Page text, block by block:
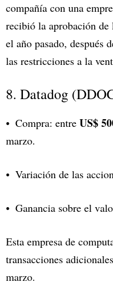
compañía con una
recibió la aprobación de
el año pasado, después
las restricciones a la
8. Datadog
Compra: entre US$
marzo.
Variación de las
Ganancia sobre el
Esta empresa de
transacciones
marzo.